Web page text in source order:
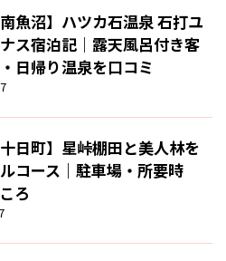
南魚沼】ハツカ石温泉 石打ユ
ス宿泊記｜露天風呂付き客
日帰り温泉を口コミ
十日町】星峠棚田と美人林を
コース｜駐車場・所要時
ろ